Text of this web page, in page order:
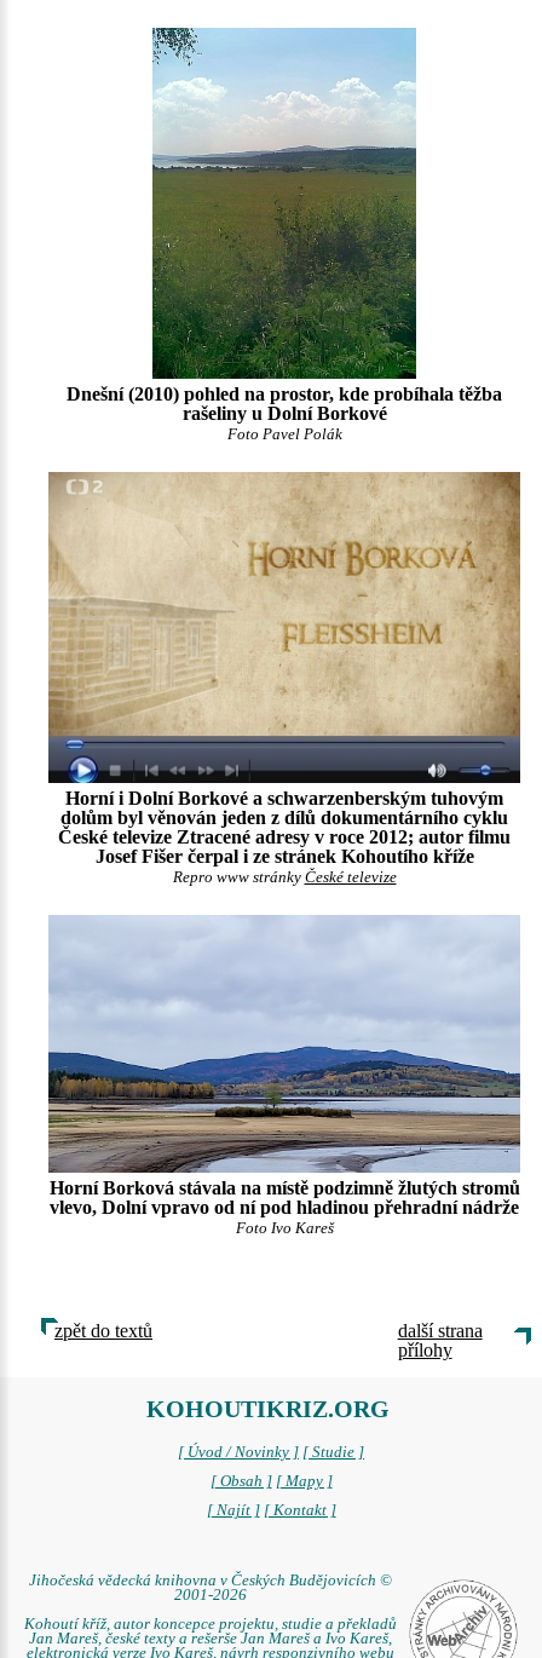
Dnešní (2010) pohled na prostor, kde probíhala těžba
rašeliny u Dolní Borkové
Foto Pavel Polák
Horní i Dolní Borkové a schwarzenberským tuhovým
dolům byl věnován jeden z dílů dokumentárního cyklu
České televize Ztracené adresy v roce 2012; autor filmu
Josef Fišer čerpal i ze stránek Kohoutího kříže
Repro www stránky České televize
Horní Borková stávala na místě podzimně žlutých stromů
vlevo, Dolní vpravo od ní pod hladinou přehradní nádrže
Foto Ivo Kareš
zpět do textů
další strana
přílohy
KOHOUTIKRIZ.ORG
[ Úvod / Novinky ] [ Studie ]
[ Obsah ] [ Mapy ]
[ Najít ] [ Kontakt ]
Jihočeská vědecká knihovna v Českých Budějovicích ©
2001-2026
Kohoutí kříž, autor koncepce projektu, studie a překladů
Jan Mareš, české texty a rešerše Jan Mareš a Ivo Kareš,
elektronická verze Ivo Kareš, návrh responzivního webu